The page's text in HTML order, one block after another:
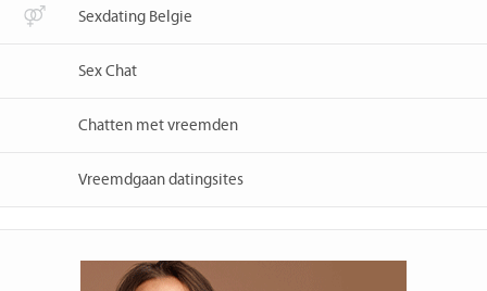
Sexdating Belgie
Sex Chat
Chatten met vreemden
Vreemdgaan datingsites